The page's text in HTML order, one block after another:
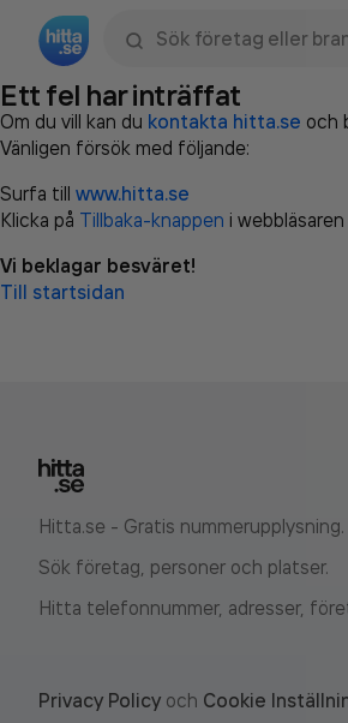
Ett fel har inträffat
Om du vill kan du kontakta hitta.se och
Vänligen försök med följande:
Surfa till www.hitta.se
Klicka på Tillbaka-knappen i
Vi beklagar besväret!
Till startsidan
Hitta.se - Gratis nummerupplysning.
Sök företag, personer och platser.
Hitta telefonnummer, adresser,
Privacy Policy och Cookie